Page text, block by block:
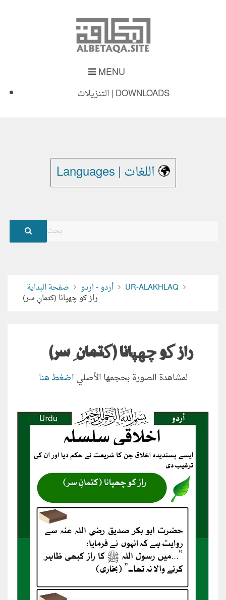
MENU
التنزيلات | DOWNLOADS
بحث
صفحة البداية أردو - اردو UR-ALAKHLAQ
راز کو چھپانا (کتمانِ سر)
راز کو چھپانا (کتمانِ سر)
لمشاهدة الصورة بحجمها الأصلياضغط هنا